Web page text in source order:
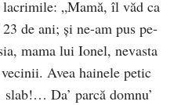
lacrimile: „Mamă, îl văd ca
de ani; şi ne-am pus pe-
mama lui Ionel, nevasta
Avea hainele petic
Da’ parcă domnu’